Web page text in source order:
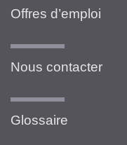
Offres d’emploi
Nous contacter
Glossaire